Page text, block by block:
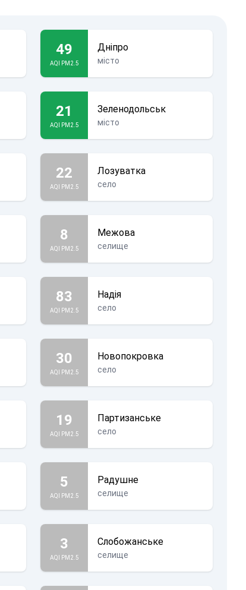
49
AQI PM2.5
Дніпро
місто
21
AQI PM2.5
Зеленодольськ
місто
22
AQI PM2.5
Лозуватка
село
8
AQI PM2.5
Межова
селище
83
AQI PM2.5
Надія
село
30
AQI PM2.5
Новопокровка
село
19
AQI PM2.5
Партизанське
село
5
AQI PM2.5
Радушне
селище
3
AQI PM2.5
Слобожанське
селище